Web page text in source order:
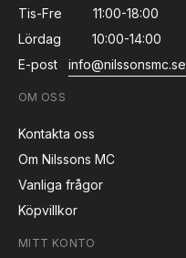
Tis-Fre
11:00-18:00
Lördag
10:00-14:00
E-post
info@nilssonsmc.se
OM OSS
Kontakta oss
Om Nilssons MC
Vanliga frågor
Köpvillkor
MITT KONTO